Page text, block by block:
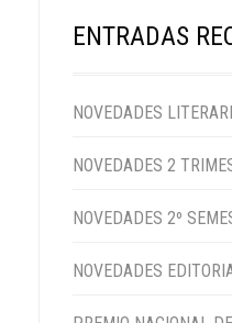
ENTRADAS
NOVEDADES
NOVEDADES 2
NOVEDADES 2º